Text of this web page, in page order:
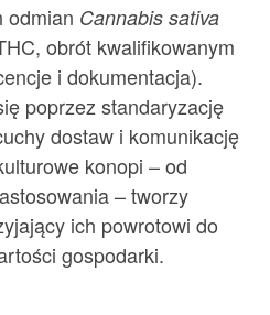
odmian Cannabis sativa
obrót kwalifikowanym
i dokumentacja).
poprzez standaryzację
dostaw i komunikację
konopi – od
– tworzy
ich powrotowi do
gospodarki.